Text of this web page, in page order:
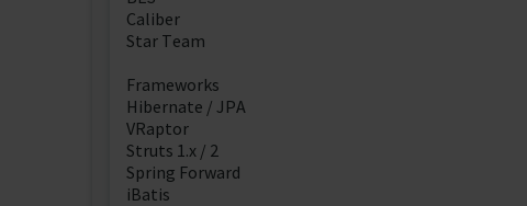
Caliber
Star Team
Frameworks
Hibernate / JPA
VRaptor
Struts 1.x / 2
Spring Forward
iBatis